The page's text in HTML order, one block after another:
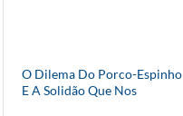
O Dilema Do Porco-Espinho
E A Solidão Que Nos